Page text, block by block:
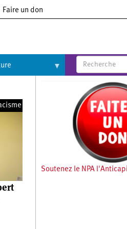
Faire un don
Soutenez le NPA